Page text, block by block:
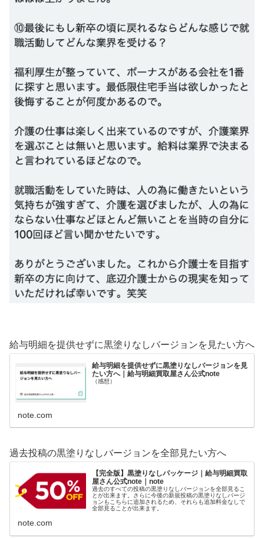
給与明細を提供せずに黒塗りなしバージョンを見たい方へ
給与明細を提供せずに黒塗りなしバージョンを見
たい方へ｜給与明細買取屋さん公式note
（感想）
note.com
過去投稿の黒塗りなしバージョンを全部見たい方へ
【完全版】黒塗りなしパッケージ｜給与明細買取
屋さん公式note｜note
過去のすべての投稿の黒塗りなしバージョンを全部見るこ
とが出来ます。さらに今後の新規投稿の黒塗りなしバージ
ョンもこちらに追加されるため、それらも追加料金なしで
全部見ることが出来ます。
note.com